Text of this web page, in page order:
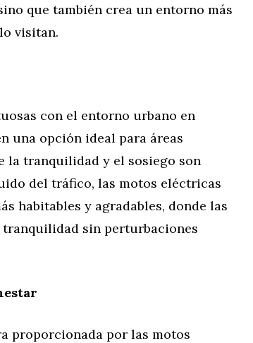
que también crea un entorno más
visitan.
con el entorno urbano en
una opción ideal para áreas
la tranquilidad y el sosiego son
del tráfico, las motos eléctricas
habitables y agradables, donde las
sin perturbaciones
proporcionada por las motos